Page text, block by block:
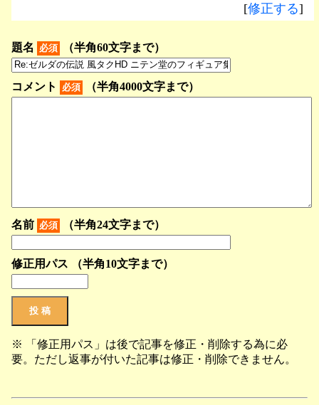
[修正する]
題名 必須 （半角60文字まで）
コメント 必須 （半角4000文字まで）
名前 必須 （半角24文字まで）
修正用パス （半角10文字まで）
※ 「修正用パス」は後で記事を修正・削除する為に必
要。ただし返事が付いた記事は修正・削除できません。